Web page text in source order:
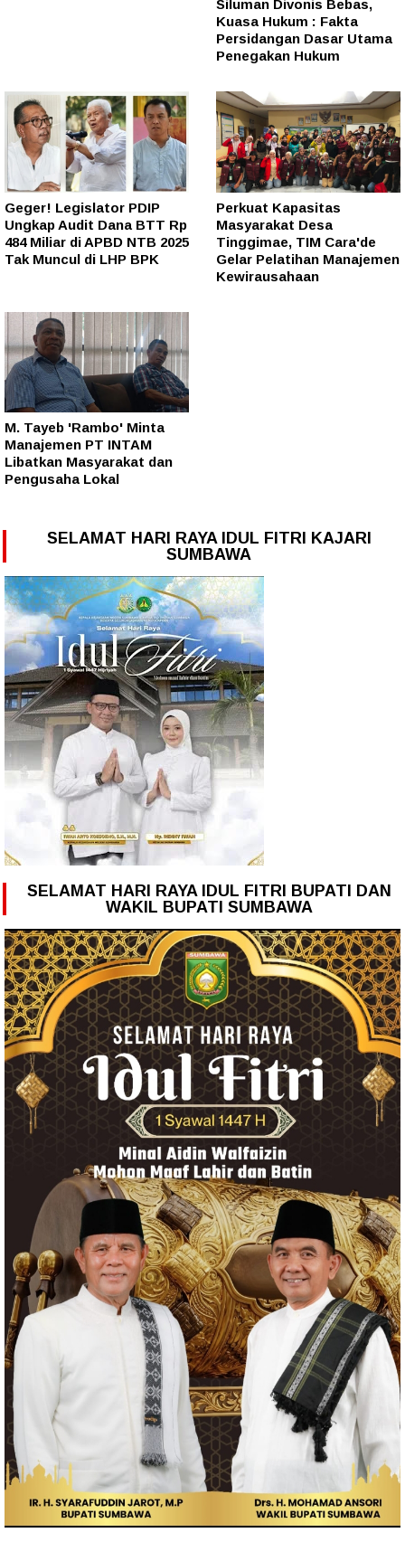
Siluman Divonis Bebas,
Kuasa Hukum : Fakta
Persidangan Dasar Utama
Penegakan Hukum
Geger! Legislator PDIP
Ungkap Audit Dana BTT Rp
484 Miliar di APBD NTB 2025
Tak Muncul di LHP BPK
Perkuat Kapasitas
Masyarakat Desa
Tinggimae, TIM Cara'de
Gelar Pelatihan Manajemen
Kewirausahaan
M. Tayeb 'Rambo' Minta
Manajemen PT INTAM
Libatkan Masyarakat dan
Pengusaha Lokal
SELAMAT HARI RAYA IDUL FITRI KAJARI
SUMBAWA
SELAMAT HARI RAYA IDUL FITRI BUPATI DAN
WAKIL BUPATI SUMBAWA